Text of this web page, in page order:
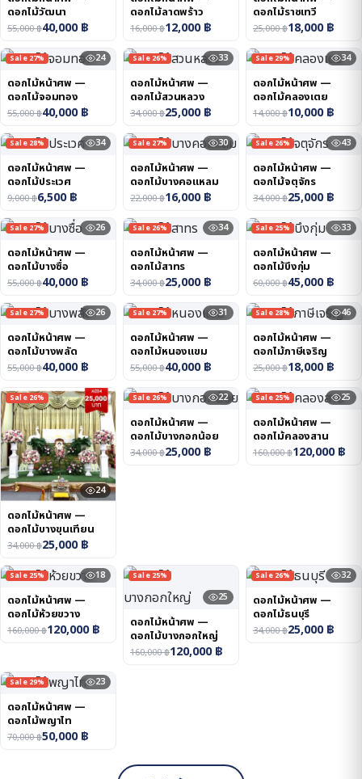
ดอกไม้วัฒนา
55,000฿40,000฿
ดอกไม้ลาดพร้าว
16,000฿12,000฿
ดอกไม้ราชเทวี
25,000฿18,000฿
Sale 27% 24
ดอกไม้หน้าศพ —
ดอกไม้จอมทอง
55,000฿40,000฿
Sale 26% 33
ดอกไม้หน้าศพ —
ดอกไม้สวนหลวง
34,000฿25,000฿
Sale 29% 34
ดอกไม้หน้าศพ —
ดอกไม้คลองเตย
14,000฿10,000฿
Sale 28% 34
ดอกไม้หน้าศพ —
ดอกไม้ประเวศ
9,000฿6,500฿
Sale 27% 30
ดอกไม้หน้าศพ —
ดอกไม้บางคอแหลม
22,000฿16,000฿
Sale 26% 43
ดอกไม้หน้าศพ —
ดอกไม้จตุจักร
34,000฿25,000฿
Sale 27% 26
ดอกไม้หน้าศพ —
ดอกไม้บางซื่อ
55,000฿40,000฿
Sale 26% 34
ดอกไม้หน้าศพ —
ดอกไม้สาทร
34,000฿25,000฿
Sale 25% 33
ดอกไม้หน้าศพ —
ดอกไม้บึงกุ่ม
60,000฿45,000฿
Sale 27% 26
ดอกไม้หน้าศพ —
ดอกไม้บางพลัด
55,000฿40,000฿
Sale 27% 31
ดอกไม้หน้าศพ —
ดอกไม้หนองแขม
55,000฿40,000฿
Sale 28% 46
ดอกไม้หน้าศพ —
ดอกไม้ภาษีเจริญ
25,000฿18,000฿
Sale 26%
24
ดอกไม้หน้าศพ —
ดอกไม้บางขุนเทียน
34,000฿25,000฿
Sale 26% 22
ดอกไม้หน้าศพ —
ดอกไม้บางกอกน้อย
34,000฿25,000฿
Sale 25% 25
ดอกไม้หน้าศพ —
ดอกไม้คลองสาน
160,000฿120,000฿
Sale 25% 18
ดอกไม้หน้าศพ —
ดอกไม้ห้วยขวาง
160,000฿120,000฿
Sale 25%
25
ดอกไม้หน้าศพ —
ดอกไม้บางกอกใหญ่
160,000฿120,000฿
Sale 26% 32
ดอกไม้หน้าศพ —
ดอกไม้ธนบุรี
34,000฿25,000฿
Sale 29% 23
ดอกไม้หน้าศพ —
ดอกไม้พญาไท
70,000฿50,000฿